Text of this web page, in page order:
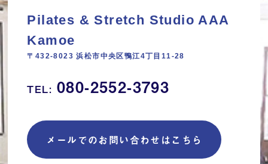
Pilates & Stretch Studio AAA
Kamoe
〒432-8023 浜松市中央区鴨江4丁目11‐28
TEL: 080-2552-3793
メールでのお問い合わせはこちら